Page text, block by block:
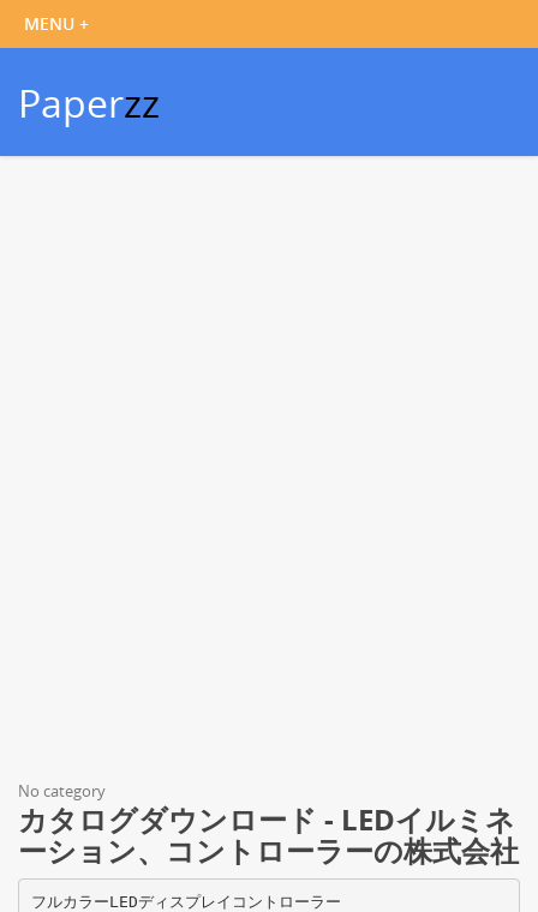
Paperzz
No category
カタログダウンロード - LEDイルミネ
ーション、コントローラーの株式会社
フルカラーLEDディスプレイコントローラー